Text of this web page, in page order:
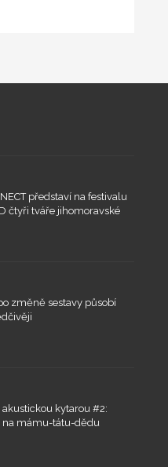
představí na festivalu
čtyři tváře jihomoravské
změně sestavy působí
akustickou kytarou #2:
na mámu-tátu-dědu